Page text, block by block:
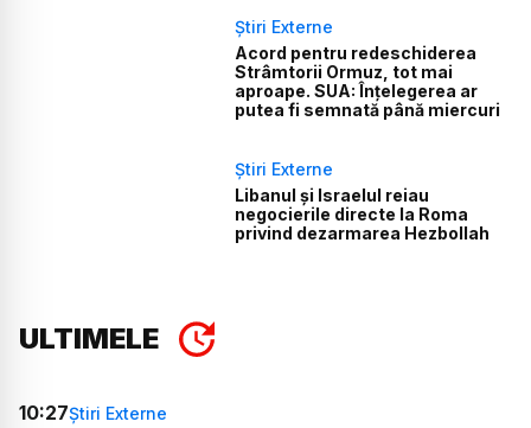
Știri Externe
Acord pentru redeschiderea
Strâmtorii Ormuz, tot mai
aproape. SUA: Înțelegerea ar
putea fi semnată până miercuri
Știri Externe
Libanul și Israelul reiau
negocierile directe la Roma
privind dezarmarea Hezbollah
ULTIMELE
10:27Știri Externe